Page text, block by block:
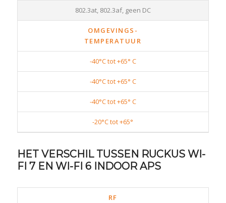
802.3at, 802.3af, geen DC
OMGEVINGS-
TEMPERATUUR
-40°C tot +65° C
-40°C tot +65° C
-40°C tot +65° C
-20°C tot +65°
HET VERSCHIL TUSSEN RUCKUS WI-
FI 7 EN WI-FI 6 INDOOR APS
RF